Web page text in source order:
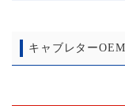
キャブレター